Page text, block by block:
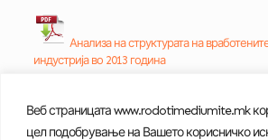
Веб страницата www.rodotimediumite.mk
цел подобрување на Вашето корисничко
Анализа на структурата на
индустрија во 2013 година
Анализа на структура на вработените
индустрија во 2012 година